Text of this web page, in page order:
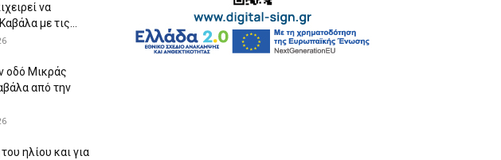
να
με τις...
οδό Μικράς
από την
ηλίου και για